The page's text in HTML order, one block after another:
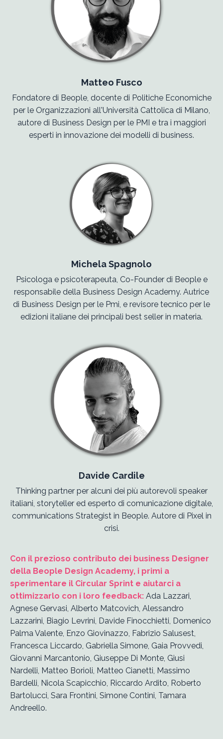
Matteo Fusco
Fondatore di Beople, docente di Politiche Economiche
per le Organizzazioni all'Università Cattolica di Milano,
autore di Business Design per le PMI e tra i maggiori
esperti in innovazione dei modelli di business.
Michela Spagnolo
Psicologa e psicoterapeuta, Co-Founder di Beople e
responsabile della Business Design Academy. Autrice
di Business Design per le Pmi, e revisore tecnico per le
edizioni italiane dei principali best seller in materia.
Davide Cardile
Thinking partner per alcuni dei più autorevoli speaker
italiani, storyteller ed esperto di comunicazione digitale,
communications Strategist in Beople. Autore di Pixel in
crisi.
Con il prezioso contributo dei business Designer
della Beople Design Academy, i primi a
sperimentare il Circular Sprint e aiutarci a
ottimizzarlo con i loro feedback: Ada Lazzari,
Agnese Gervasi, Alberto Matcovich, Alessandro
Lazzarini, Biagio Levrini, Davide Finocchietti, Domenico
Palma Valente, Enzo Giovinazzo, Fabrizio Salusest,
Francesca Liccardo, Gabriella Simone, Gaia Provvedi,
Giovanni Marcantonio, Giuseppe Di Monte, Giusi
Nardelli, Matteo Borioli, Matteo Cianetti, Massimo
Bardelli, Nicola Scapicchio, Riccardo Ardito, Roberto
Bartolucci, Sara Frontini, Simone Contini, Tamara
Andreello.